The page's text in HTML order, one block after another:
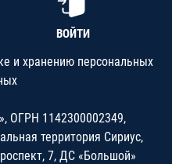
ВОЙТИ
и хранению персональных
ОГРН 1142300002349,
территория Сириус,
7, ДС «Большой»